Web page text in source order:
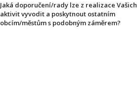
Jaká doporučení/rady lze z realizace Vašich
aktivit vyvodit a poskytnout ostatním
obcím/městům s podobným záměrem?